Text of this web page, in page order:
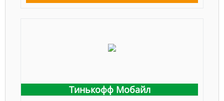
Тинькофф Мобайл